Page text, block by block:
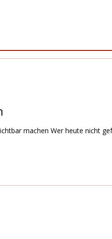
machen Wer heute nicht